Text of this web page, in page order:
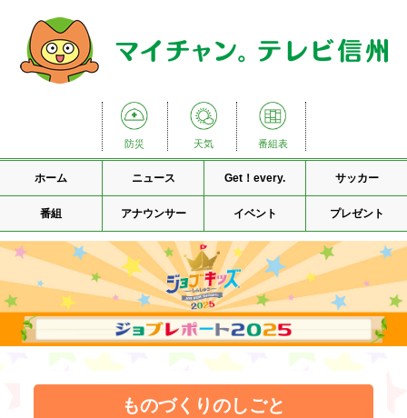
防災 天気 番組表
ホーム ニュース Get！every. サッカー
番組 アナウンサー イベント プレゼント
ものづくりのしごと